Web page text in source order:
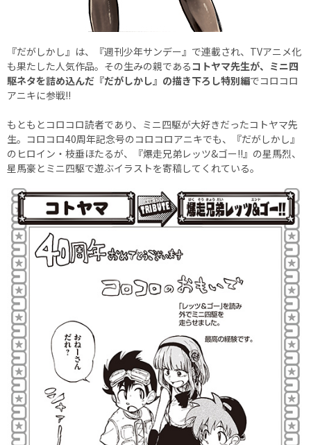
『だがしかし』は、『週刊少年サンデー』で連載され、TVアニメ化
も果たした人気作品。その生みの親であるコトヤマ先生が、ミニ四
駆ネタを詰め込んだ『だがしかし』の描き下ろし特別編でコロコロ
アニキに参戦!!
もともとコロコロ読者であり、ミニ四駆が大好きだったコトヤマ先
生。コロコロ40周年記念号のコロコロアニキでも、『だがしかし』
のヒロイン・枝垂ほたるが、『爆走兄弟レッツ&ゴー!!』の星馬烈、
星馬豪とミニ四駆で遊ぶイラストを寄稿してくれている。